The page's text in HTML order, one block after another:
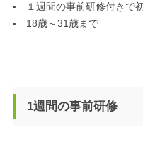
１週間の事前研修付きで
18歳～31歳まで
1週間の事前研修